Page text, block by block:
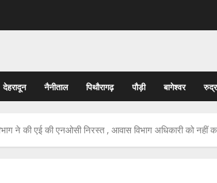
देहरादून नैनीताल पिथौरागढ़ पौड़ी बागेश्वर
ने की एई की एनओसी निरस्त , आवास विभाग अधिकारी को नहीं